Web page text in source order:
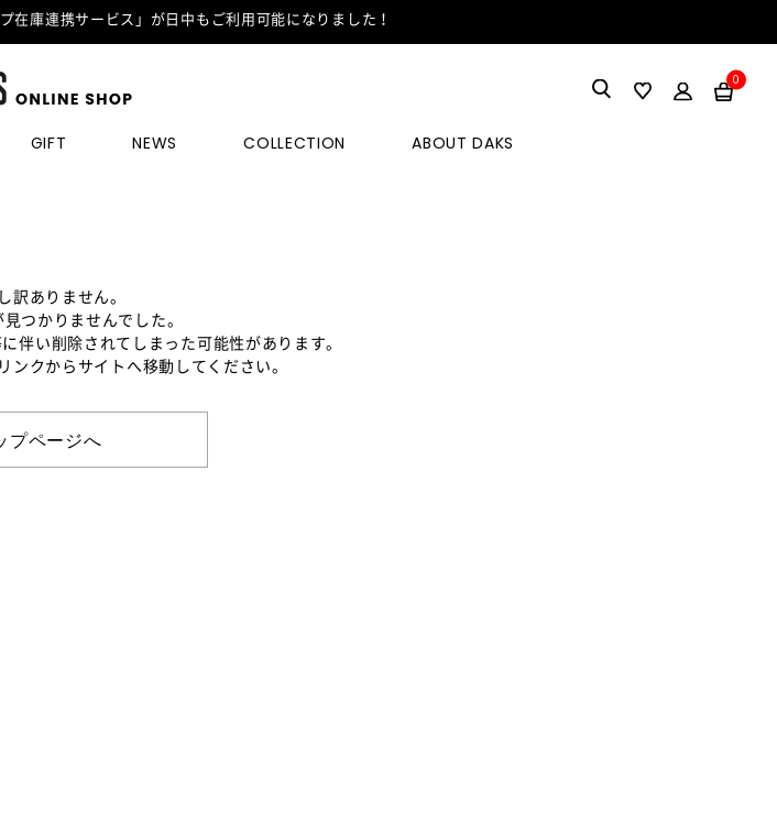
在庫連携サービス」が日中もご利用可能になりました！
0
GIFT NEWS COLLECTION ABOUT DAKS
訳ありません。
つかりませんでした。
伴い削除されてしまった可能性があります。
クからサイトへ移動してください。
プページへ